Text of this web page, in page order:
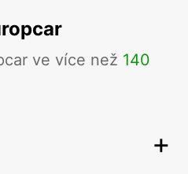
ve více než 140